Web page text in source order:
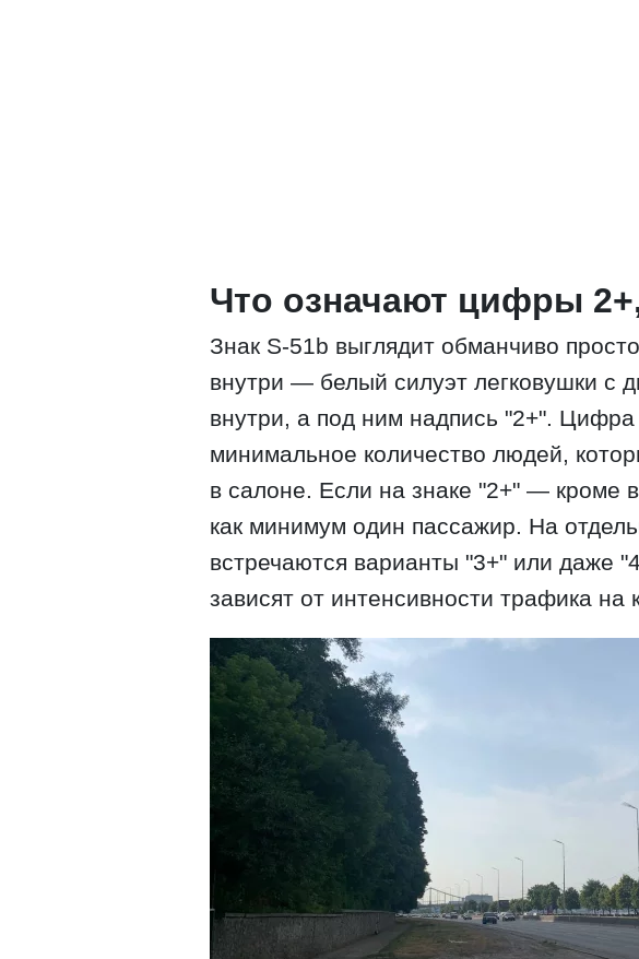
Что означают цифры
Знак S-51b выглядит обманчиво
внутри — белый силуэт легковушки с
внутри, а под ним надпись "2+".
минимальное количество людей,
в салоне. Если на знаке "2+" — кроме
как минимум один пассажир. На
встречаются варианты "3+" или даже
зависят от интенсивности трафика на